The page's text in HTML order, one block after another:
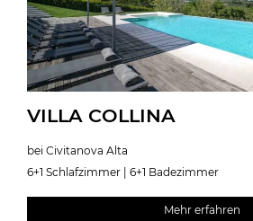
VILLA COLLINA
bei Civitanova Alta
6+1 Schlafzimmer | 6+1 Badezimmer
Mehr erfahren